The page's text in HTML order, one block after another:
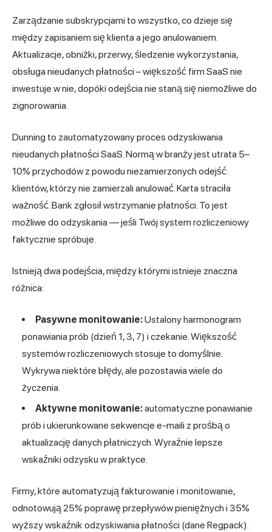
Zarządzanie subskrypcjami to wszystko, co dzieje się
między zapisaniem się klienta a jego anulowaniem.
Aktualizacje, obniżki, przerwy, śledzenie wykorzystania,
obsługa nieudanych płatności – większość firm SaaS nie
inwestuje w nie, dopóki odejścia nie staną się niemożliwe do
zignorowania.
Dunning to zautomatyzowany proces odzyskiwania
nieudanych płatności SaaS. Normą w branży jest utrata 5–
10% przychodów z powodu niezamierzonych odejść:
klientów, którzy nie zamierzali anulować. Karta straciła
ważność. Bank zgłosił wstrzymanie płatności. To jest
możliwe do odzyskania — jeśli Twój system rozliczeniowy
faktycznie spróbuje.
Istnieją dwa podejścia, między którymi istnieje znaczna
różnica:
Pasywne monitowanie:Ustalony harmonogram
ponawiania prób (dzień 1, 3, 7) i czekanie. Większość
systemów rozliczeniowych stosuje to domyślnie.
Wykrywa niektóre błędy, ale pozostawia wiele do
życzenia.
Aktywne monitowanie:automatyczne ponawianie
prób i ukierunkowane sekwencje e-maili z prośbą o
aktualizację danych płatniczych. Wyraźnie lepsze
wskaźniki odzysku w praktyce.
Firmy, które automatyzują fakturowanie i monitowanie,
odnotowują 25% poprawę przepływów pieniężnych i 35%
wyższy wskaźnik odzyskiwania płatności (dane Regpack).